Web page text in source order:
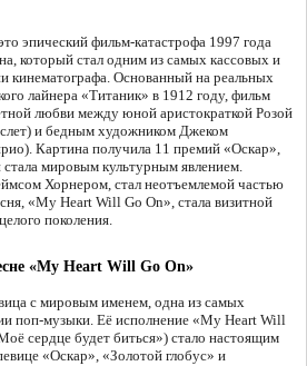
эпический фильм-катастрофа 1997 года
который стал одним из самых кассовых и
кинематографа. Основанный на реальных
лайнера «Титаник» в 1912 году, фильм
любви между юной аристократкой Розой
и бедным художником Джеком
Картина получила 11 премий «Оскар»,
мировым культурным явлением.
Хорнером, стал неотъемлемой частью
«My Heart Will Go On», стала визитной
поколения.
«My Heart Will Go On»
с мировым именем, одна из самых
поп-музыки. Её исполнение «My Heart Will
сердце будет биться») стало настоящим
«Оскар», «Золотой глобус» и